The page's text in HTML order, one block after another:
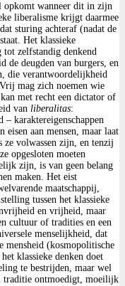
opkomt wanneer dit in zijn
liberalisme krijgt daarmee
sturing achteraf (nadat de
Het klassieke
tot zelfstandig denkend
de deugden van burgers, en
die verantwoordelijkheid
mag zich noemen wie
met recht een dictator of
van liberalitas:
karaktereigenschappen
eisen aan mensen, maar laat
ze volwassen zijn, en tenzij
opgesloten moeten
zijn, is van geen belang
maken. Het eist
maatschappij,
tussen het klassieke
en vrijheid, maar
cultuur of tradities en een
menselijkheid, dat
mensheid (kosmopolitische
klassieke denken doet
te bestrijden, maar wel
traditie ontmoedigt, moeilijk